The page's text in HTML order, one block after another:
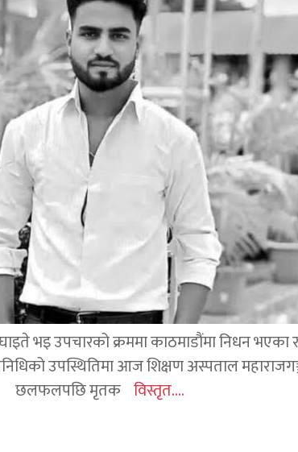
भइ उपचारको क्रममा काठमाडौंमा निधन भएका
उपस्थितिमा आज शिक्षण अस्पताल
छलफलपछि मृतक विस्तृत....